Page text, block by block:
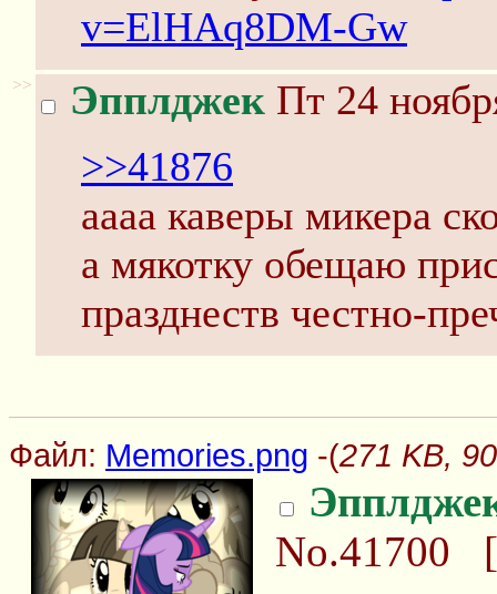
v=ElHAq8DM-Gw
>> Эпплджек Пт 24
>>41876
аааа каверы микера
а мякотку обещаю
празднеств честно-
Файл: Memories.png -(271 KB,
No.41700 [